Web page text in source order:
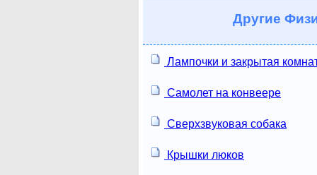
Другие
Лампочки и закрытая
Самолет на конвеере
Сверхзвуковая собака
Крышки люков